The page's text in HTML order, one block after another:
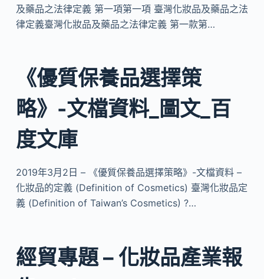
及藥品之法律定義 第一項第一項 臺灣化妝品及藥品之法
律定義臺灣化妝品及藥品之法律定義 第一款第…
《優質保養品選擇策
略》-文檔資料_圖文_百
度文庫
2019年3月2日 – 《優質保養品選擇策略》-文檔資料 –
化妝品的定義 (Definition of Cosmetics) 臺灣化妝品定
義 (Definition of Taiwan’s Cosmetics) ?…
經貿專題 – 化妝品產業報